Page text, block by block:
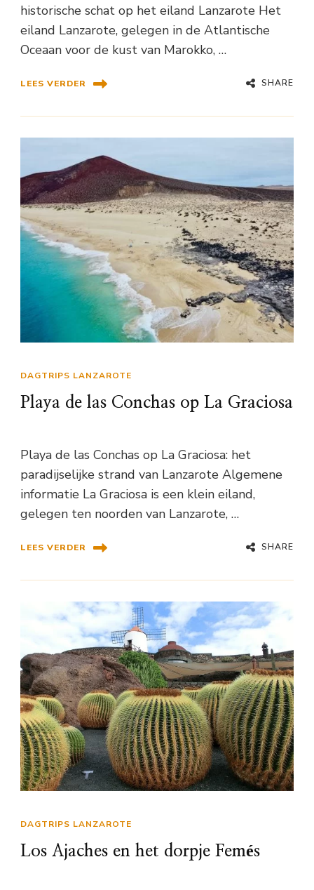
historische schat op het eiland Lanzarote Het
eiland Lanzarote, gelegen in de Atlantische
Oceaan voor de kust van Marokko, …
LEES VERDER SHARE
DAGTRIPS LANZAROTE
Playa de las Conchas op La Graciosa
Playa de las Conchas op La Graciosa: het
paradijselijke strand van Lanzarote Algemene
informatie La Graciosa is een klein eiland,
gelegen ten noorden van Lanzarote, …
LEES VERDER SHARE
DAGTRIPS LANZAROTE
Los Ajaches en het dorpje Femés